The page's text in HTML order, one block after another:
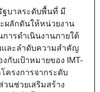
ฐบาลระดับพื้นที่ มี
ผลักดันให้หน่วยงาน
ารดำเนินงานภายใต้
และลำดับความสำคัญ
บเป้าหมายของ IMT-
รงการจากระดับ
วนช่วยเสริมสร้าง